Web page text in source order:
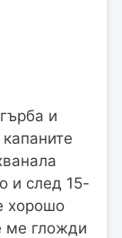
и
и след 15-
хорошо
ме гложди